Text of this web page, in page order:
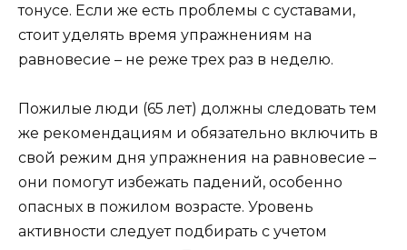
тонусе. Если же есть проблемы с суставами,
стоит уделять время упражнениям на
равновесие – не реже трех раз в неделю.
Пожилые люди (65 лет) должны следовать тем
же рекомендациям и обязательно включить в
свой режим дня упражнения на равновесие –
они помогут избежать падений, особенно
опасных в пожилом возрасте. Уровень
активности следует подбирать с учетом